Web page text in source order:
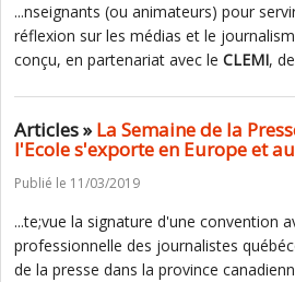
...nseignants (ou animateurs) pour
réflexion sur les médias et le
conçu, en partenariat avec le CLEMI,
Articles »La Semaine de la
l'Ecole s'exporte en Europe et
Publié le 11/03/2019
...te;vue la signature d'une convention
professionnelle des journalistes
de la presse dans la province